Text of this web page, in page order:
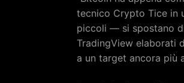
tecnico Crypto Tice in
piccoli — si spostano
TradingView elaborati
a un target ancora più